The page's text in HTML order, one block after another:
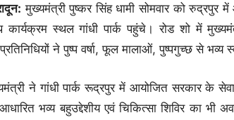
मुख्यमंत्री पुष्कर सिंह धामी सोमवार को रुद्रपुर
कार्यक्रम स्थल गांधी पार्क पहुंचे। रोड शो में
ने पुष्प वर्षा, फूल मालाओं, पुष्पगुच्छ से भव्य
ने गांधी पार्क रूद्रपुर में आयोजित सरकार के
भव्य बहुउद्देशीय एवं चिकित्सा शिविर का